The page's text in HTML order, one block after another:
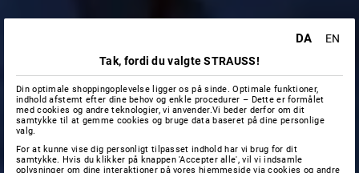
DA
EN
Tak, fordi du valgte STRAUSS!
Din optimale shoppingoplevelse ligger os på sinde. Optimale funktioner,
indhold afstemt efter dine behov og enkle procedurer – Dette er formålet
med cookies og andre teknologier, vi anvender.Vi beder derfor om dit
samtykke til at gemme cookies og bruge data baseret på dine personlige
valg.
For at kunne vise dig personligt tilpasset indhold har vi brug for dit
samtykke. Hvis du klikker på knappen 'Accepter alle', vil vi indsamle
oplysninger om dine interaktioner på vores hjemmeside via cookies og andre